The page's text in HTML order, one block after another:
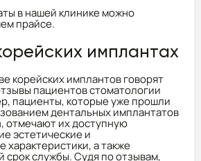
в нашей клинике можно
прайсе.
имплантах
корейских имплантов говорят
пациентов стоматологии
пациенты, которые уже прошли
дентальных имплантатов
отмечают их доступную
эстетические и
характеристики, а также
срок службы. Судя по отзывам,